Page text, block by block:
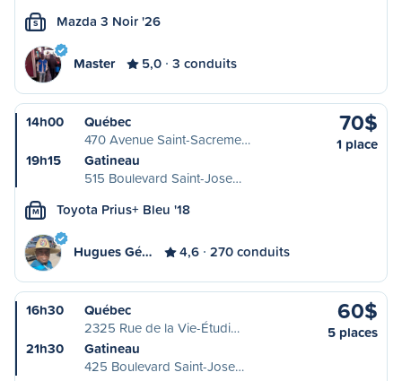
S Mazda 3 Noir '26
Master 5,0 3 conduits
14h00
Québec
470 Avenue Saint-Sacreme…
19h15
Gatineau
515 Boulevard Saint-Jose…
70$
1 place
M Toyota Prius+ Bleu '18
Hugues Gé… 4,6 270 conduits
16h30
Québec
2325 Rue de la Vie-Étudi…
21h30
Gatineau
425 Boulevard Saint-Jose…
60$
5 places